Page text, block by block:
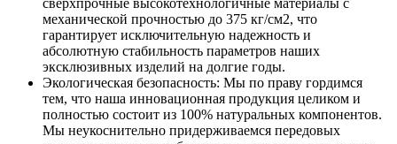
механической прочностью до 375 кг/см2, что
гарантирует исключительную надежность и
абсолютную стабильность параметров наших
эксклюзивных изделий на долгие годы.
Экологическая безопасность: Мы по праву гордимся
тем, что наша инновационная продукция целиком и
полностью состоит из 100% натуральных компонентов.
Мы неукоснительно придерживаемся передовых